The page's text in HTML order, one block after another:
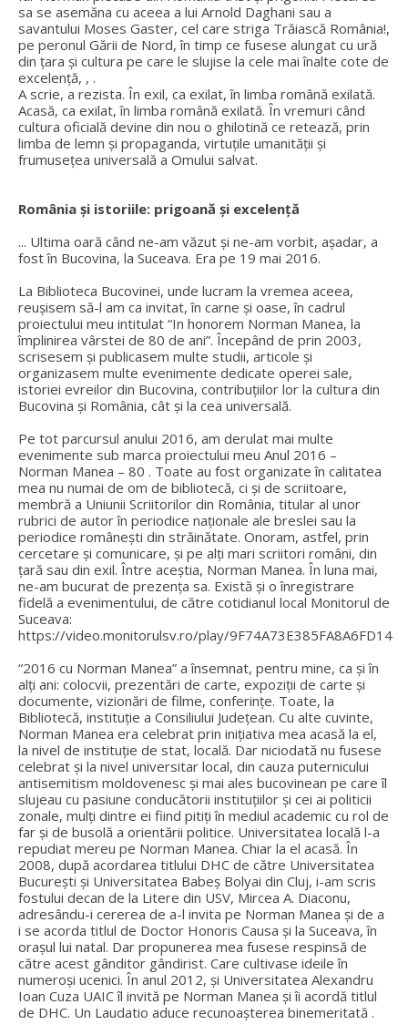
sa se asemăna cu aceea a lui Arnold Daghani sau a
savantului Moses Gaster, cel care striga Trăiască România!,
pe peronul Gării de Nord, în timp ce fusese alungat cu ură
din țara și cultura pe care le slujise la cele mai înalte cote de
excelență, , .
A scrie, a rezista. În exil, ca exilat, în limba română exilată.
Acasă, ca exilat, în limba română exilată. În vremuri când
cultura oficială devine din nou o ghilotină ce retează, prin
limba de lemn și propaganda, virtuțile umanității și
frumusețea universală a Omului salvat.
România și istoriile: prigoană și excelență
... Ultima oară când ne-am văzut și ne-am vorbit, așadar, a
fost în Bucovina, la Suceava. Era pe 19 mai 2016.
La Biblioteca Bucovinei, unde lucram la vremea aceea,
reușisem să-l am ca invitat, în carne și oase, în cadrul
proiectului meu intitulat “In honorem Norman Manea, la
împlinirea vârstei de 80 de ani”. Începând de prin 2003,
scrisesem și publicasem multe studii, articole și
organizasem multe evenimente dedicate operei sale,
istoriei evreilor din Bucovina, contribuțiilor lor la cultura din
Bucovina și România, cât și la cea universală.
Pe tot parcursul anului 2016, am derulat mai multe
evenimente sub marca proiectului meu Anul 2016 –
Norman Manea – 80 . Toate au fost organizate în calitatea
mea nu numai de om de bibliotecă, ci și de scriitoare,
membră a Uniunii Scriitorilor din România, titular al unor
rubrici de autor în periodice naționale ale breslei sau la
periodice românești din străinătate. Onoram, astfel, prin
cercetare și comunicare, și pe alți mari scriitori români, din
țară sau din exil. Între aceștia, Norman Manea. În luna mai,
ne-am bucurat de prezența sa. Există și o înregistrare
fidelă a evenimentului, de către cotidianul local Monitorul de
Suceava:
https://video.monitorulsv.ro/play/9F74A73E385FA8A6FD14
“2016 cu Norman Manea” a însemnat, pentru mine, ca și în
alți ani: colocvii, prezentări de carte, expoziții de carte și
documente, vizionări de filme, conferințe. Toate, la
Bibliotecă, instituție a Consiliului Județean. Cu alte cuvinte,
Norman Manea era celebrat prin inițiativa mea acasă la el,
la nivel de instituție de stat, locală. Dar niciodată nu fusese
celebrat și la nivel universitar local, din cauza puternicului
antisemitism moldovenesc și mai ales bucovinean pe care îl
slujeau cu pasiune conducătorii instituțiilor și cei ai politicii
zonale, mulți dintre ei fiind pitiți în mediul academic cu rol de
far și de busolă a orientării politice. Universitatea locală l-a
repudiat mereu pe Norman Manea. Chiar la el acasă. În
2008, după acordarea titlului DHC de către Universitatea
București și Universitatea Babeș Bolyai din Cluj, i-am scris
fostului decan de la Litere din USV, Mircea A. Diaconu,
adresându-i cererea de a-l invita pe Norman Manea și de a
i se acorda titlul de Doctor Honoris Causa și la Suceava, în
orașul lui natal. Dar propunerea mea fusese respinsă de
către acest gânditor gândirist. Care cultivase ideile în
numeroși ucenici. În anul 2012, și Universitatea Alexandru
Ioan Cuza UAIC îl invită pe Norman Manea și îi acordă titlul
de DHC. Un Laudatio aduce recunoașterea binemeritată .